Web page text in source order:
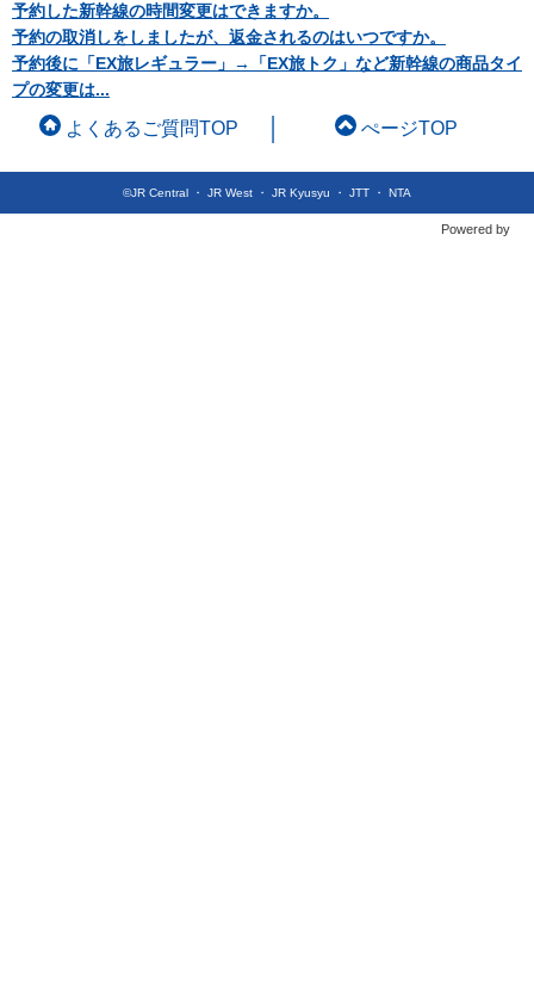
予約した新幹線の時間変更はできますか。
予約の取消しをしましたが、返金されるのはいつですか。
予約後に「EX旅レギュラー」→「EX旅トク」など新幹線の商品タイ
プの変更は...
©JR Central ・ JR West ・ JR Kyusyu ・ JTT ・ NTA
Powered by
よくあるご質問TOP ぺージTOP